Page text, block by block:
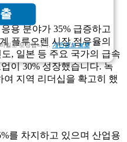
밀로 보장됩니다.개인정보 보호
용 분야가 35% 급증하고
플루오렌 시장 점유율의
, 일본 등 주요 국가의 급속
이 30% 성장했습니다. 녹
지역 리더십을 확고히 했
를 차지하고 있으며 산업용